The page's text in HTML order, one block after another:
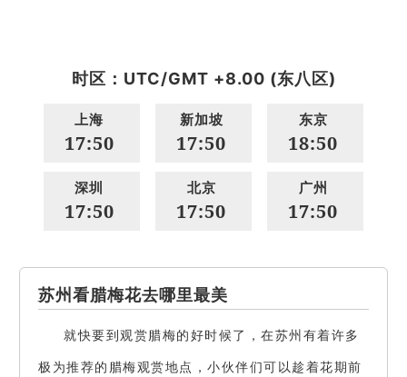
时区：UTC/GMT +8.00 (东八区)
上海
17:50
新加坡
17:50
东京
18:50
深圳
17:50
北京
17:50
广州
17:50
苏州看腊梅花去哪里最美
就快要到观赏腊梅的好时候了，在苏州有着许多
极为推荐的腊梅观赏地点，小伙伴们可以趁着花期前